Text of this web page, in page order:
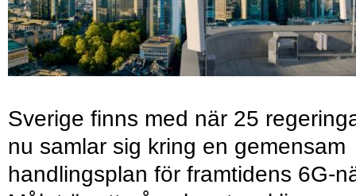
Sverige finns med när 25
nu samlar sig kring en gemensam
handlingsplan för framtidens 6G-